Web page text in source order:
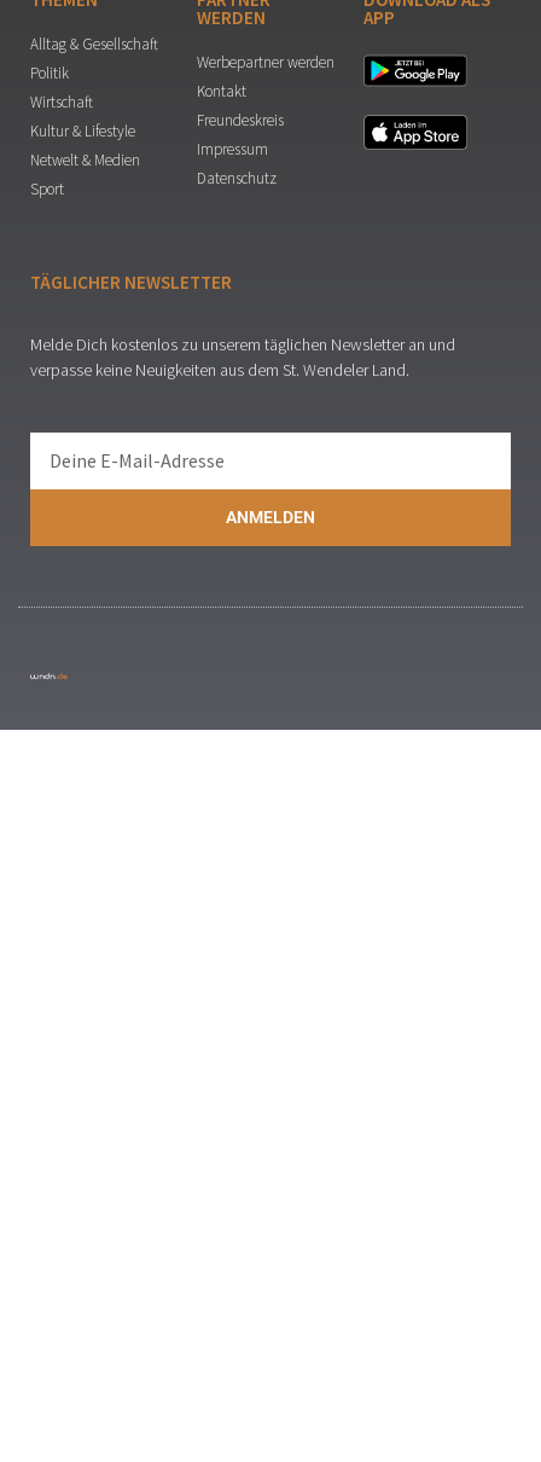
Alltag & Gesellschaft
Politik
Wirtschaft
Kultur & Lifestyle
Netwelt & Medien
Sport
WERDEN
Werbepartner werden
Kontakt
Freundeskreis
Impressum
Datenschutz
APP
TÄGLICHER NEWSLETTER
Melde Dich kostenlos zu unserem täglichen Newsletter an und
verpasse keine Neuigkeiten aus dem St. Wendeler Land.
ANMELDEN